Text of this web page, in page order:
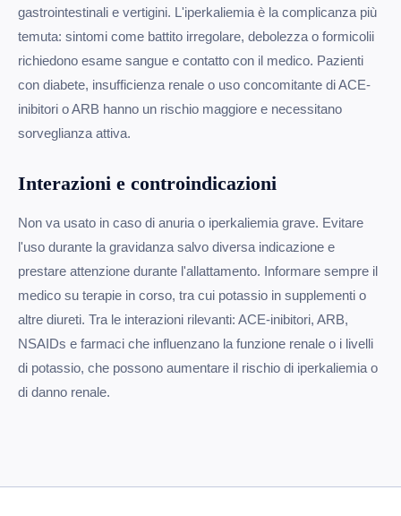
gastrointestinali e vertigini. L'iperkaliemia è la complicanza più
temuta: sintomi come battito irregolare, debolezza o formicolii
richiedono esame sangue e contatto con il medico. Pazienti
con diabete, insufficienza renale o uso concomitante di ACE-
inibitori o ARB hanno un rischio maggiore e necessitano
sorveglianza attiva.
Interazioni e controindicazioni
Non va usato in caso di anuria o iperkaliemia grave. Evitare
l'uso durante la gravidanza salvo diversa indicazione e
prestare attenzione durante l'allattamento. Informare sempre il
medico su terapie in corso, tra cui potassio in supplementi o
altre diureti. Tra le interazioni rilevanti: ACE-inibitori, ARB,
NSAIDs e farmaci che influenzano la funzione renale o i livelli
di potassio, che possono aumentare il rischio di iperkaliemia o
di danno renale.